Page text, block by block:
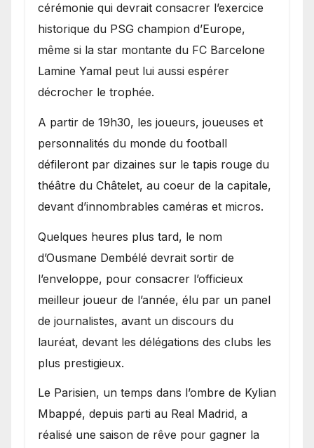
cérémonie qui devrait consacrer l’exercice
historique du PSG champion d’Europe,
même si la star montante du FC Barcelone
Lamine Yamal peut lui aussi espérer
décrocher le trophée.
A partir de 19h30, les joueurs, joueuses et
personnalités du monde du football
défileront par dizaines sur le tapis rouge du
théâtre du Châtelet, au coeur de la capitale,
devant d’innombrables caméras et micros.
Quelques heures plus tard, le nom
d’Ousmane Dembélé devrait sortir de
l’enveloppe, pour consacrer l’officieux
meilleur joueur de l’année, élu par un panel
de journalistes, avant un discours du
lauréat, devant les délégations des clubs les
plus prestigieux.
Le Parisien, un temps dans l’ombre de Kylian
Mbappé, depuis parti au Real Madrid, a
réalisé une saison de rêve pour gagner la